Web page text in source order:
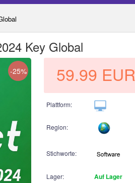
Key Global
-25% 59.99 EUR
Plattform:
Region:
Stichworte:
Lager: Auf Lager